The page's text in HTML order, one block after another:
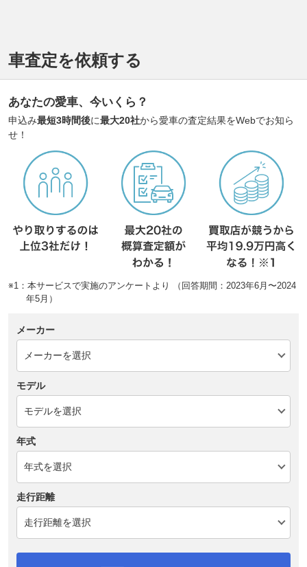
車査定を依頼する
あなたの愛車、今いくら？
申込み最短3時間後に最大20社から愛車の査定結果をWebでお知ら
せ！
※1：本サービスで実施のアンケートより （回答期間：2023年6月〜2024
年5月）
メーカー
モデル
年式
走行距離